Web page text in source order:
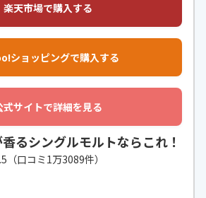
楽天市場で購入する
ショッピングで購入する
式サイトで詳細を見る
るシングルモルトならこれ！
口コミ1万3089件）